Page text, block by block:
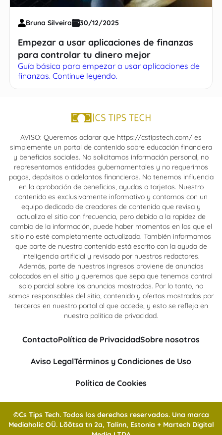
Bruna Silveira 30/12/2025
Empezar a usar aplicaciones de finanzas
para controlar tu dinero mejor
Guía básica para empezar a usar aplicaciones de
finanzas. Continue leyendo.
AVISO: Queremos aclarar que https://cstipstech.com/ es
simplemente un portal de contenido sobre educación financiera
y beneficios sociales. No solicitamos información personal, no
representamos entidades gubernamentales y no requerimos
pagos, depósitos o adelantos financieros. No tenemos influencia
en la aprobación de beneficios, ayudas o tarjetas. Nuestro
contenido es exclusivamente informativo y contamos con un
equipo dedicado de creadores de contenido que revisa y
actualiza el sitio con frecuencia, pero debido a la rapidez de
cambio de la información, puede haber momentos en los que el
sitio no esté completamente actualizado. También informamos
que parte de nuestro contenido está escrito con la ayuda de
inteligencia artificial y revisado por nuestros redactores.
Además, parte de nuestros ingresos proviene de anuncios
colocados en el sitio y queremos que sepa que tenemos control
solo parcial sobre los anuncios mostrados. Por lo tanto, no
somos responsables del sitio, contenido y ofertas mostradas por
terceros en nuestro portal al que accede, y esto se refleja en
nuestra política de privacidad.
ContactoPolítica de PrivacidadSobre nosotros
Aviso LegalTérminos y Condiciones de Uso
Política de Cookies
©Cs Tips Tech. Todos los derechos reservados. Una marca
Mediaholic OÜ. Lõõtsa tn 2a, Talinn, Estonia + Martech Digital